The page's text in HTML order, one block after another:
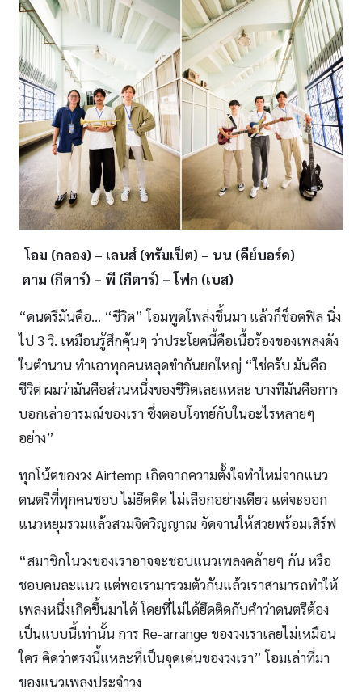
โอม (กลอง) – เลนส์ (ทรัมเป็ต) – นน (คีย์บอร์ด)
ดาม (กีตาร์) – พี (กีตาร์) – โฟก (เบส)
“ดนตรีมันคือ… “ชีวิต” โอมพูดโพล่งขึ้นมา แล้วก็ช็อตฟิล นิ่ง
ไป 3 วิ. เหมือนรู้สึกคุ้นๆ ว่าประโยคนี้คือเนื้อร้องของเพลงดัง
ในตำนาน ทำเอาทุกคนหลุดขำกันยกใหญ่ “ใช่ครับ มันคือ
ชีวิต ผมว่ามันคือส่วนหนึ่งของชีวิตเลยแหละ บางทีมันคือการ
บอกเล่าอารมณ์ของเรา ซึ่งตอบโจทย์กับในอะไรหลายๆ
อย่าง”
ทุกโน้ตของวง Airtemp เกิดจากความตั้งใจทำใหม่จากแนว
ดนตรีที่ทุกคนชอบ ไม่ยึดติด ไม่เลือกอย่างเดียว แต่จะออก
แนวหยุมรวมแล้วสวมจิตวิญญาณ จัดจานให้สวยพร้อมเสิร์ฟ
“สมาชิกในวงของเราอาจจะชอบแนวเพลงคล้ายๆ กัน หรือ
ชอบคนละแนว แต่พอเรามารวมตัวกันแล้วเราสามารถทำให้
เพลงหนึ่งเกิดขึ้นมาได้ โดยที่ไม่ได้ยึดติดกับคำว่าดนตรีต้อง
เป็นแบบนี้เท่านั้น การ Re-arrange ของวงเราเลยไม่เหมือน
ใคร คิดว่าตรงนี้แหละที่เป็นจุดเด่นของวงเรา” โอมเล่าที่มา
ของแนวเพลงประจำวง